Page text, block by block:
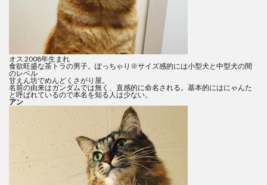
オス 2008年生まれ
食欲旺盛な茶トラの男子。ぽっちゃり※サイズ感的には小型犬と中型犬の間
のレベル
甘えん坊でめんどくさがり屋。
名前の由来はガンダムでは無く、直感的に命名される。基本的にはにゃんた
と呼ばれているので本名を知る人は少ない。
アン